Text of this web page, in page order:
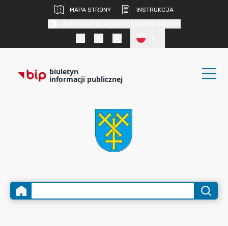
MAPA STRONY
INSTRUKCJA
biuletyn
informacji publicznej